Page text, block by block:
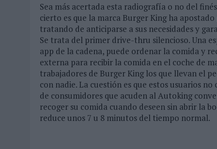
Sea más acertada esta radiografía o no del
cierto es que la marca Burger King ha
tratando de anticiparse a sus necesidades y
Se trata del primer drive-thru silencioso. Una
app de la cadena, puede ordenar la comida y
externa para recibir la comida en el coche de
trabajadores de Burger King los que llevan el
con nadie. La cuestión es que estos usuarios
de consumidores que acuden al Autoking
recoger su comida cuando deseen sin abrir la
reduce unos 7 u 8 minutos del tiempo normal.